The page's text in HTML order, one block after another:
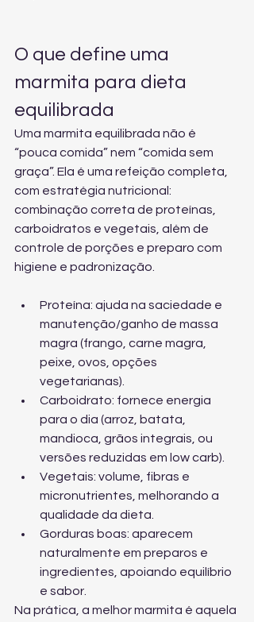
O que define uma
marmita para dieta
equilibrada
Uma marmita equilibrada não é
“pouca comida” nem “comida sem
graça”. Ela é uma refeição completa,
com estratégia nutricional:
combinação correta de proteínas,
carboidratos e vegetais, além de
controle de porções e preparo com
higiene e padronização.
Proteína: ajuda na saciedade e
manutenção/ganho de massa
magra (frango, carne magra,
peixe, ovos, opções
vegetarianas).
Carboidrato: fornece energia
para o dia (arroz, batata,
mandioca, grãos integrais, ou
versões reduzidas em low carb).
Vegetais: volume, fibras e
micronutrientes, melhorando a
qualidade da dieta.
Gorduras boas: aparecem
naturalmente em preparos e
ingredientes, apoiando equilíbrio
e sabor.
Na prática, a melhor marmita é aquela